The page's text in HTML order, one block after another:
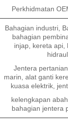
Perkhidmatan
Bahagian industri,
bahagian
injap, kereta api,
Jentera
marin, alat ganti
kuasa elektrik,
kelengkapan
bahagian jentera